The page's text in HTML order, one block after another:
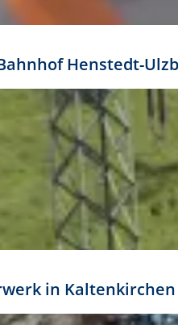
Henstedt-
in Kaltenkirchen